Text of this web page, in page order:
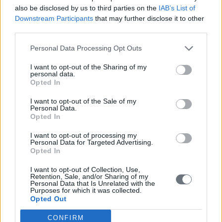
also be disclosed by us to third parties on the IAB’s List of
Downstream Participants that may further disclose it to other
Personal Data Processing Opt Outs
I want to opt-out of the Sharing of my
personal data.
Opted In
I want to opt-out of the Sale of my
Personal Data.
Opted In
I want to opt-out of processing my
Personal Data for Targeted Advertising.
Opted In
I want to opt-out of Collection, Use,
Retention, Sale, and/or Sharing of my
Personal Data that Is Unrelated with the
Purposes for which it was collected.
Opted Out
CONFIRM
publication
Τσουπίδης - ΔΕΗ...
Ελευθεροτυπία
Διάφορα
publication